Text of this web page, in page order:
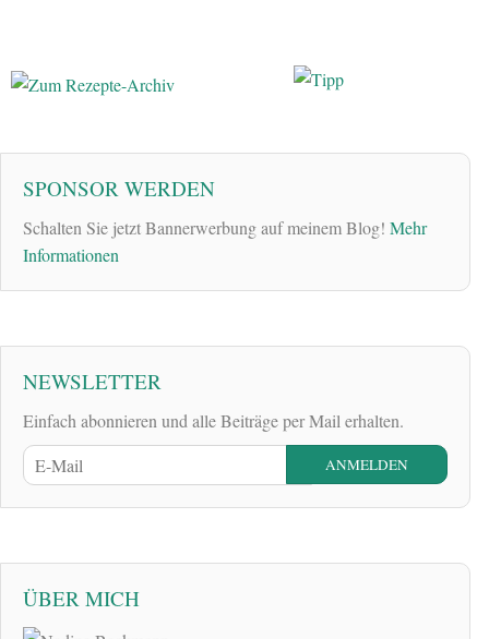
SPONSOR WERDEN
Schalten Sie jetzt Bannerwerbung auf meinem Blog! Mehr
Informationen
NEWSLETTER
Einfach abonnieren und alle Beiträge per Mail erhalten.
ÜBER MICH